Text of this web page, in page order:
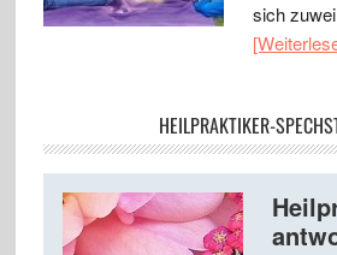
sich
HEILPRAKTIKER-